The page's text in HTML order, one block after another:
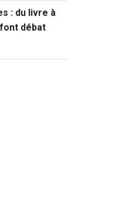
: du livre à
débat